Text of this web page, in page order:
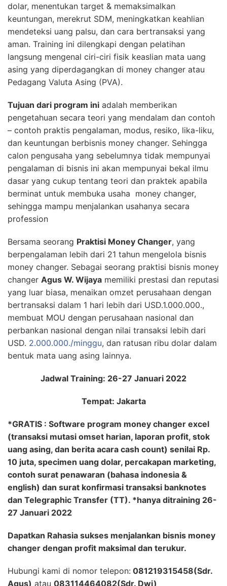
dolar, menentukan target & memaksimalkan
keuntungan, merekrut SDM, meningkatkan keahlian
mendeteksi uang palsu, dan cara bertransaksi yang
aman. Training ini dilengkapi dengan pelatihan
langsung mengenal ciri-ciri fisik keaslian mata uang
asing yang diperdagangkan di money changer atau
Pedagang Valuta Asing (PVA).
Tujuan dari program ini adalah memberikan
pengetahuan secara teori yang mendalam dan contoh
– contoh praktis pengalaman, modus, resiko, lika-liku,
dan keuntungan berbisnis money changer. Sehingga
calon pengusaha yang sebelumnya tidak mempunyai
pengalaman di bisnis ini akan mempunyai bekal ilmu
dasar yang cukup tentang teori dan praktek apabila
berminat untuk membuka usaha money changer,
sehingga mampu menjalankan usahanya secara
profession
Bersama seorang Praktisi Money Changer, yang
berpengalaman lebih dari 21 tahun mengelola bisnis
money changer. Sebagai seorang praktisi bisnis money
changer Agus W. Wijaya memiliki prestasi dan reputasi
yang luar biasa, menaikan omzet perusahaan dengan
bertransaksi dalam 1 hari lebih dari USD.1.000.000.,
membuat MOU dengan perusahaan nasional dan
perbankan nasional dengan nilai transaksi lebih dari
USD. 2.000.000./minggu, dan ratusan ribu dolar dalam
bentuk mata uang asing lainnya.
Jadwal Training: 26-27 Januari 2022
Tempat: Jakarta
*GRATIS : Software program money changer excel
(transaksi mutasi omset harian, laporan profit, stok
uang asing, dan berita acara cash count) senilai Rp.
10 juta, specimen uang dolar, percakapan marketing,
contoh surat penawaran (bahasa indonesia &
english) dan surat konfirmasi transaksi banknotes
dan Telegraphic Transfer (TT). *hanya ditraining 26-
27 Januari 2022
Dapatkan Rahasia sukses menjalankan bisnis money
changer dengan profit maksimal dan terukur.
Hubungi kami di nomor telepon: 081219315458(Sdr.
Agus) atau 083114464082(Sdr. Dwi)